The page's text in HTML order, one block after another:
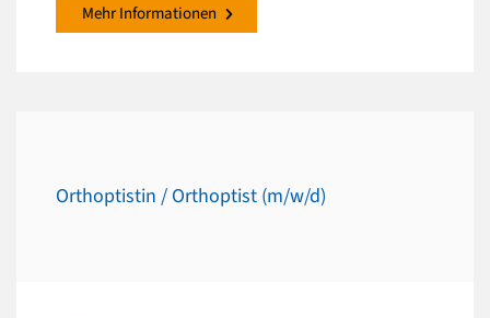
Mehr Informationen
Orthoptistin / Orthoptist (m/w/d)